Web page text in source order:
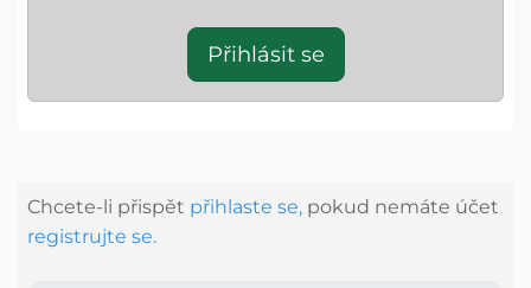
Přihlásit se
Chcete-li přispět přihlaste se, pokud nemáte účet
registrujte se.